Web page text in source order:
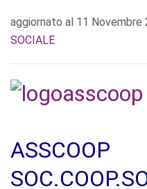
aggiornato al 11 Novembre
SOCIALE
ASSCOOP